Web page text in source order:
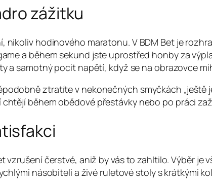
zážitku
hodinového maratonu. V BDM Bet je
a během sekund jste uprostřed honby za
a samotný pocit napětí, když se na obrazovce
ztratíte v nekonečných smyčkách „ještě
během obědové přestávky nebo po práci
čerstvé, aniž by vás to zahltilo. Výběr je
násobiteli a živé ruletové stoly s krátkými